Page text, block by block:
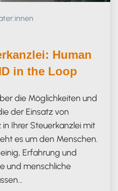
Human
in the Loop
die Möglichkeiten und
der Einsatz von
Ihrer Steuerkanzlei mit
es um den Menschen.
Erfahrung und
und menschliche